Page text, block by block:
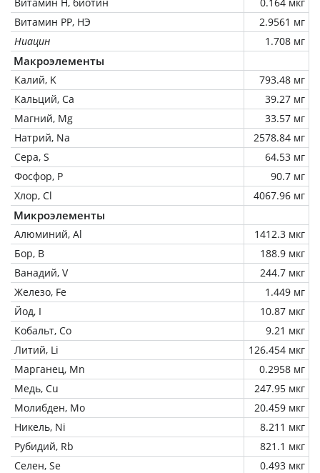
Витамин РР, НЭ
2.9561 мг
Ниацин
1.708 мг
Макроэлементы
Калий, K
793.48 мг
Кальций, Ca
39.27 мг
Магний, Mg
33.57 мг
Натрий, Na
2578.84 мг
Сера, S
64.53 мг
Фосфор, P
90.7 мг
Хлор, Cl
4067.96 мг
Микроэлементы
Алюминий, Al
1412.3 мкг
Бор, B
188.9 мкг
Ванадий, V
244.7 мкг
Железо, Fe
1.449 мг
Йод, I
10.87 мкг
Кобальт, Co
9.21 мкг
Литий, Li
126.454 мкг
Марганец, Mn
0.2958 мг
Медь, Cu
247.95 мкг
Молибден, Mo
20.459 мкг
Никель, Ni
8.211 мкг
Рубидий, Rb
821.1 мкг
Селен, Se
0.493 мкг